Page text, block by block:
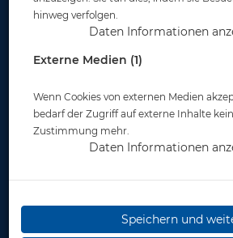
MES 5,7 L Aluflasche natur
Herstellerpreis: 295,00 €
hinweg verfolgen.
Daten Informationen
Externe Medien (1)
Wenn Cookies von externen Medien
bedarf der Zugriff auf externe Inhalte
Zustimmung mehr.
Daten Informationen
Speichern und